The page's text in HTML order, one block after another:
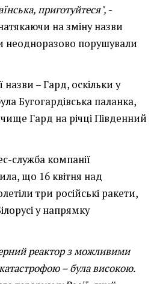
приготуйтеся", -
на зміну назви
неодноразово порушували
назви – Гард, оскільки у
Бугогардівська паланка,
Гард на річці Південний
служба компанії
що 16 квітня над
три російські ракети,
у напрямку
реактор з можливими
– була високою.